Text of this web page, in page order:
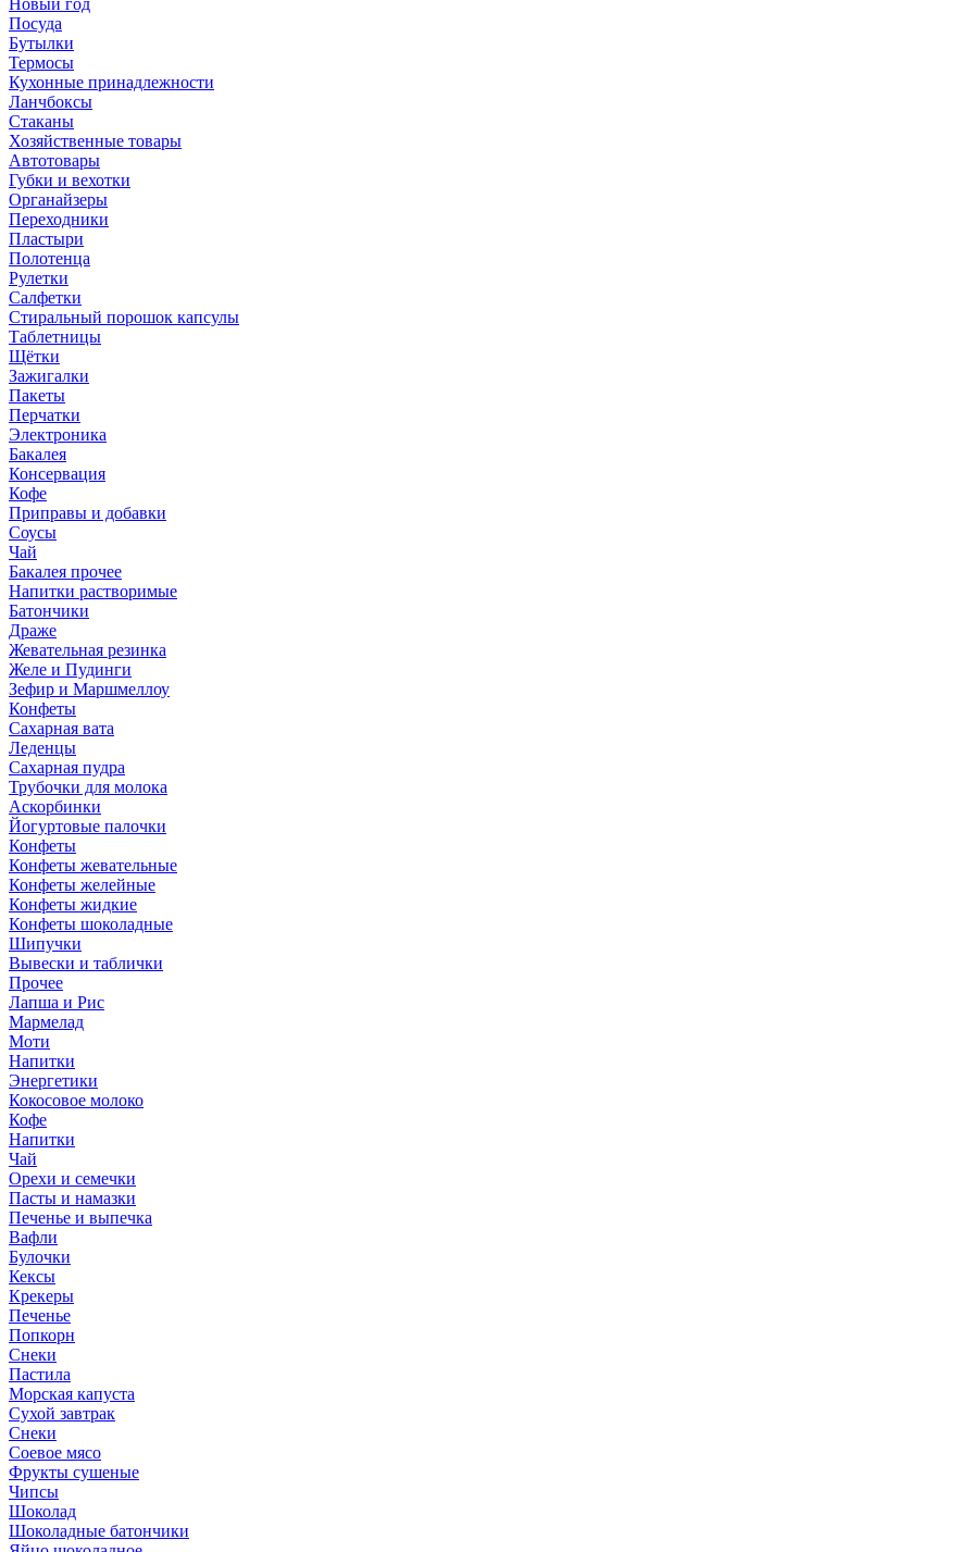
Новый год
Посуда
Бутылки
Термосы
Кухонные принадлежности
Ланчбоксы
Стаканы
Хозяйственные товары
Автотовары
Губки и вехотки
Органайзеры
Переходники
Пластыри
Полотенца
Рулетки
Салфетки
Стиральный порошок капсулы
Таблетницы
Щётки
Зажигалки
Пакеты
Перчатки
Электроника
Бакалея
Консервация
Кофе
Приправы и добавки
Соусы
Чай
Бакалея прочее
Напитки растворимые
Батончики
Драже
Жевательная резинка
Желе и Пудинги
Зефир и Маршмеллоу
Конфеты
Сахарная вата
Леденцы
Сахарная пудра
Трубочки для молока
Аскорбинки
Йогуртовые палочки
Конфеты
Конфеты жевательные
Конфеты желейные
Конфеты жидкие
Конфеты шоколадные
Шипучки
Вывески и таблички
Прочее
Лапша и Рис
Мармелад
Моти
Напитки
Энергетики
Кокосовое молоко
Кофе
Напитки
Чай
Орехи и семечки
Пасты и намазки
Печенье и выпечка
Вафли
Булочки
Кексы
Крекеры
Печенье
Попкорн
Снеки
Пастила
Морская капуста
Сухой завтрак
Снеки
Соевое мясо
Фрукты сушеные
Чипсы
Шоколад
Шоколадные батончики